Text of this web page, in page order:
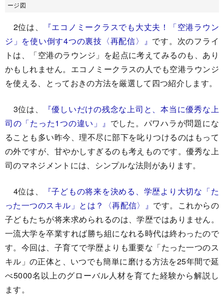
ージ図
2位は、 『エコノミークラスでも大丈夫！「空港ラウン
ジ」を使い倒す4つの裏技〈再配信〉 』 です。次のフライ
トは、「空港のラウンジ」を起点に考えてみるのも、あり
かもしれません。エコノミークラスの人でも空港ラウンジ
を使える、とっておきの方法を厳選して四つ紹介します。
3位は、 『優しいだけの残念な上司と、本当に優秀な上
司の「たった1つの違い」 』 でした。パワハラが問題にな
ることも多い昨今、理不尽に部下を叱りつけるのはもって
の外ですが、甘やかしすぎるのも考えものです。優秀な上
司のマネジメントには、シンプルな法則があります。
4位は、 『子どもの将来を決める、学歴より大切な「た
った一つのスキル」とは？〈再配信〉 』 です。これからの
子どもたちが将来求められるのは、学歴ではありません。
一流大学を卒業すれば勝ち組になれる時代は終わったので
す。今回は、子育てで学歴よりも重要な「たった一つのス
キル」の正体と、いつでも簡単に磨ける方法を25年間で延
べ5000名以上のグローバル人材を育てた経験から解説し
ます。